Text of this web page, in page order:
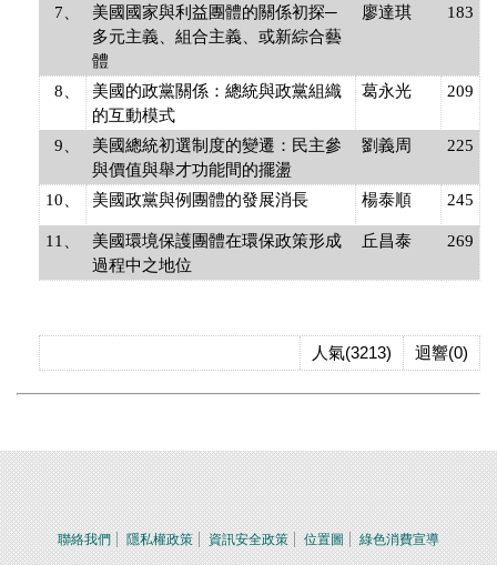
7、
美國國家與利益團體的關係初探─
多元主義、組合主義、或新綜合藝
體
廖達琪 183
8、
美國的政黨關係：總統與政黨組織
的互動模式
葛永光 209
9、
美國總統初選制度的變遷：民主參
與價值與舉才功能間的擺盪
劉義周 225
10、 美國政黨與例團體的發展消長 楊泰順 245
11、
美國環境保護團體在環保政策形成
過程中之地位
丘昌泰 269
迴響(0)
人氣(3213)
聯絡我們 隱私權政策 資訊安全政策 位置圖 綠色消費宣導